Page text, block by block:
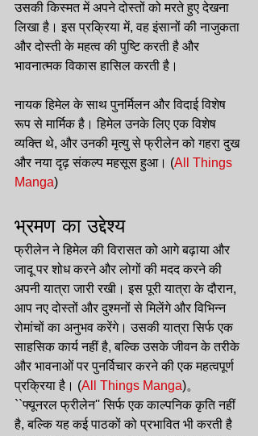
उसकी किस्मत में अपने दोस्तों को मरते हुए देखना
लिखा है। इस प्रक्रिया में, वह इंसानों की नाजुकता
और दोस्ती के महत्व की पुष्टि करती है और
भावनात्मक विकास हासिल करती है।
नायक हिमेल के साथ पुनर्मिलन और विदाई विशेष
रूप से मार्मिक है। हिमेल उनके लिए एक विशेष
व्यक्ति थे, और उनकी मृत्यु से फ्रीलेन को गहरा दुख
और नया दृढ़ संकल्प महसूस हुआ।​ (All Things
Manga)​
भ्रमण का उद्देश्य
फ्रीलेन ने हिमेल की विरासत को आगे बढ़ाया और
जादू पर शोध करने और लोगों की मदद करने की
अपनी यात्रा जारी रखी। इस पूरी यात्रा के दौरान,
आप नए दोस्तों और दुश्मनों से मिलेंगे और विभिन्न
रोमांचों का अनुभव करेंगे। उसकी यात्रा सिर्फ एक
साहसिक कार्य नहीं है, बल्कि उसके जीवन के तरीके
और भावनाओं पर पुनर्विचार करने की एक महत्वपूर्ण
प्रक्रिया है।​ (All Things Manga)​。
``फ्यूनरल फ्रीलेन'' सिर्फ एक काल्पनिक कृति नहीं
है, बल्कि यह कई पाठकों को प्रभावित भी करती है